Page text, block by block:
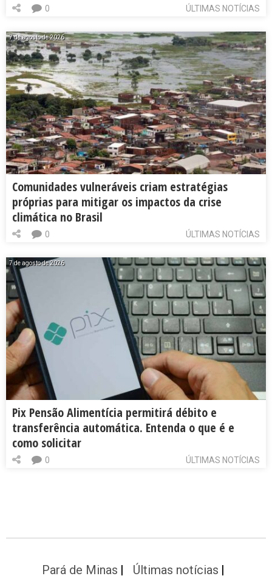
ÚLTIMAS NOTÍCIAS
0
7 de agosto de 2026
Comunidades vulneráveis criam estratégias
próprias para mitigar os impactos da crise
climática no Brasil
ÚLTIMAS NOTÍCIAS
0
7 de agosto de 2026
Pix Pensão Alimentícia permitirá débito e
transferência automática. Entenda o que é e
como solicitar
ÚLTIMAS NOTÍCIAS
0
Pará de Minas Últimas notícias